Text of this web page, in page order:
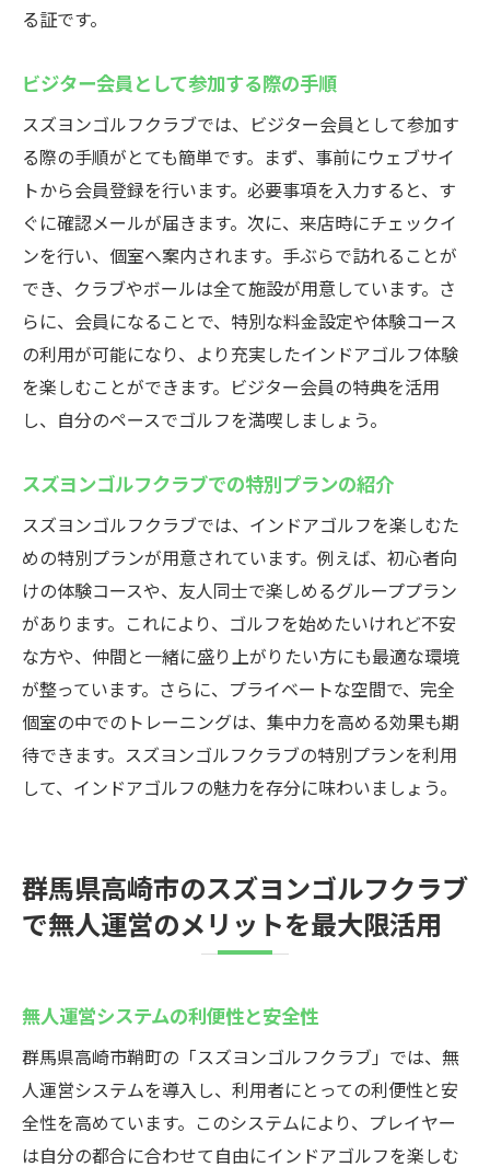
る証です。
ビジター会員として参加する際の手順
スズヨンゴルフクラブでは、ビジター会員として参加す
る際の手順がとても簡単です。まず、事前にウェブサイ
トから会員登録を行います。必要事項を入力すると、す
ぐに確認メールが届きます。次に、来店時にチェックイ
ンを行い、個室へ案内されます。手ぶらで訪れることが
でき、クラブやボールは全て施設が用意しています。さ
らに、会員になることで、特別な料金設定や体験コース
の利用が可能になり、より充実したインドアゴルフ体験
を楽しむことができます。ビジター会員の特典を活用
し、自分のペースでゴルフを満喫しましょう。
スズヨンゴルフクラブでの特別プランの紹介
スズヨンゴルフクラブでは、インドアゴルフを楽しむた
めの特別プランが用意されています。例えば、初心者向
けの体験コースや、友人同士で楽しめるグループプラン
があります。これにより、ゴルフを始めたいけれど不安
な方や、仲間と一緒に盛り上がりたい方にも最適な環境
が整っています。さらに、プライベートな空間で、完全
個室の中でのトレーニングは、集中力を高める効果も期
待できます。スズヨンゴルフクラブの特別プランを利用
して、インドアゴルフの魅力を存分に味わいましょう。
群馬県高崎市のスズヨンゴルフクラブ
で無人運営のメリットを最大限活用
無人運営システムの利便性と安全性
群馬県高崎市鞘町の「スズヨンゴルフクラブ」では、無
人運営システムを導入し、利用者にとっての利便性と安
全性を高めています。このシステムにより、プレイヤー
は自分の都合に合わせて自由にインドアゴルフを楽しむ